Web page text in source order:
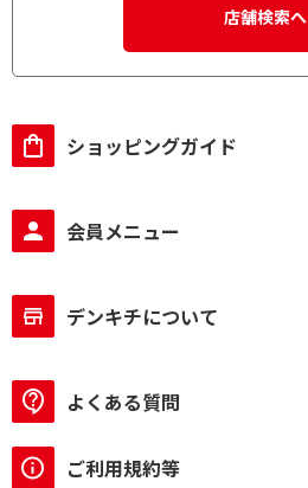
店舗検索へ
ショッピングガイド
会員メニュー
デンキチについて
よくある質問
ご利用規約等